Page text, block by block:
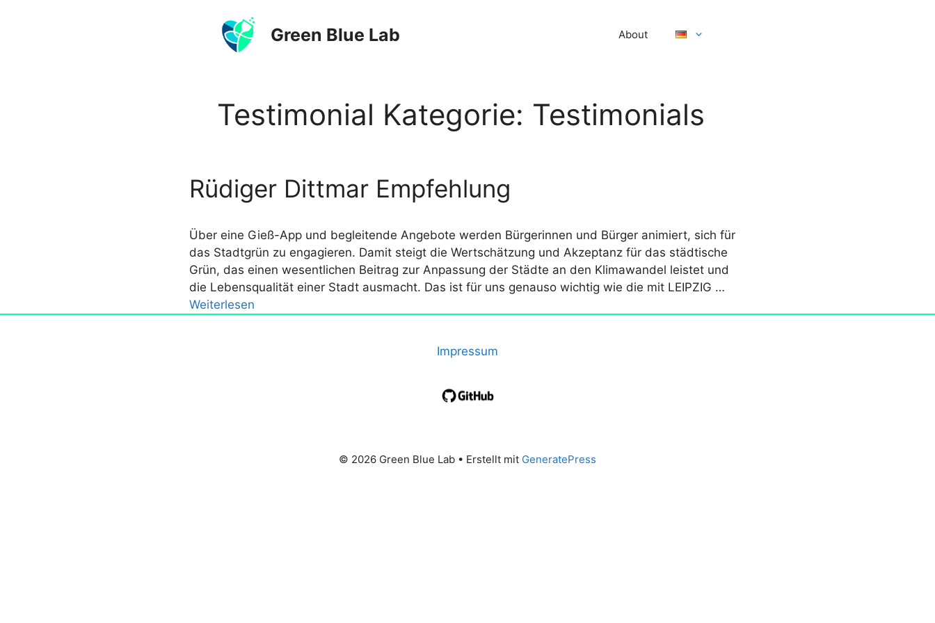
Green Blue Lab About
Testimonial Kategorie: Testimonials
Rüdiger Dittmar Empfehlung
Über eine Gieß-App und begleitende Angebote werden Bürgerinnen und Bürger animiert, sich für
das Stadtgrün zu engagieren. Damit steigt die Wertschätzung und Akzeptanz für das städtische
Grün, das einen wesentlichen Beitrag zur Anpassung der Städte an den Klimawandel leistet und
die Lebensqualität einer Stadt ausmacht. Das ist für uns genauso wichtig wie die mit LEIPZIG …
Weiterlesen
Impressum
© 2026 Green Blue Lab • Erstellt mit GeneratePress